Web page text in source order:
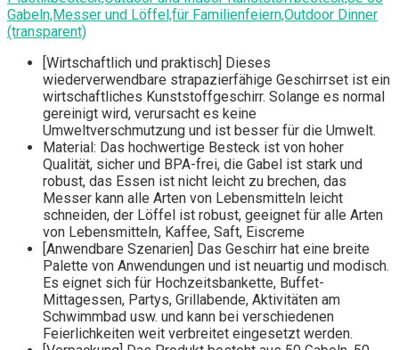
Gabeln,Messer und Löffel,für Familienfeiern,Outdoor Dinner
(transparent)
[Wirtschaftlich und praktisch] Dieses
wiederverwendbare strapazierfähige Geschirrset ist ein
wirtschaftliches Kunststoffgeschirr. Solange es normal
gereinigt wird, verursacht es keine
Umweltverschmutzung und ist besser für die Umwelt.
Material: Das hochwertige Besteck ist von hoher
Qualität, sicher und BPA-frei, die Gabel ist stark und
robust, das Essen ist nicht leicht zu brechen, das
Messer kann alle Arten von Lebensmitteln leicht
schneiden, der Löffel ist robust, geeignet für alle Arten
von Lebensmitteln, Kaffee, Saft, Eiscreme
[Anwendbare Szenarien] Das Geschirr hat eine breite
Palette von Anwendungen und ist neuartig und modisch.
Es eignet sich für Hochzeitsbankette, Buffet-
Mittagessen, Partys, Grillabende, Aktivitäten am
Schwimmbad usw. und kann bei verschiedenen
Feierlichkeiten weit verbreitet eingesetzt werden.